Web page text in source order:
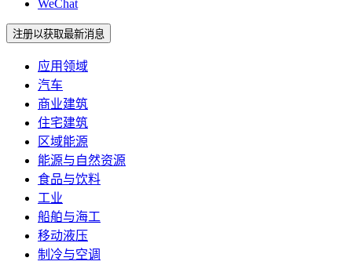
WeChat
注册以获取最新消息
应用领域
汽车
商业建筑
住宅建筑
区域能源
能源与自然资源
食品与饮料
工业
船舶与海工
移动液压
制冷与空调